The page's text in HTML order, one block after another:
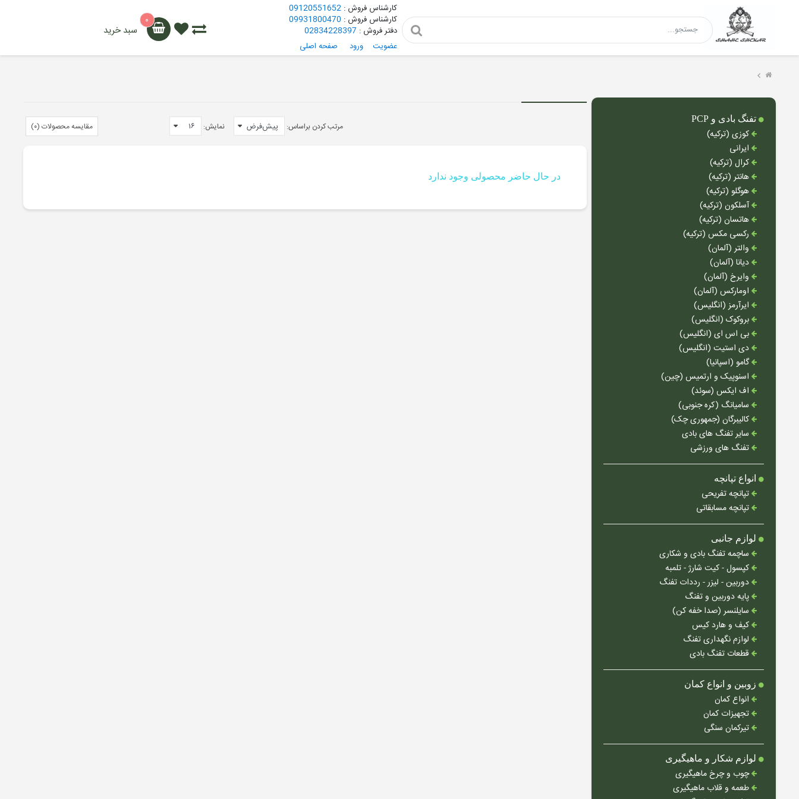
کارشناس فروش : 09120551652
کارشناس فروش : 09931800470
دفتر فروش : 02834228397
عضویت
ورود صفحه اصلی
۰
سبد خرید
تفنگ بادی و PCP
کوزی (ترکیه)
ایرانی
کرال (ترکیه)
هانتر (ترکیه)
هوگلو (ترکیه)
آسلکون (ترکیه)
هاتسان (ترکیه)
رکسی مکس (ترکیه)
والتر (آلمان)
دیانا (آلمان)
وایرخ (آلمان)
اومارکس (آلمان)
ایرآرمز (انگلیس)
بروکوک (انگلیس)
بی اس ای (انگلیس)
دی استیت (انگلیس)
گامو (اسپانیا)
اسنوپیک و ارتمیس (چین)
اف ایکس (سوئد)
سامیانگ (کره جنوبی)
کالیبرگان (جمهوری چک)
سایر تفنگ های بادی
تفنگ های ورزشی
انواع تپانچه
تپانچه تفریحی
تپانچه مسابقاتی
لوازم جانبی
ساچمه تفنگ بادی و شکاری
کپسول - کیت شارژ - تلمبه
دوربین - لیزر - رددات تفنگ
پایه دوربین و تفنگ
سایلنسر (صدا خفه کن)
کیف و هارد کیس
لوازم نگهداری تفنگ
قطعات تفنگ بادی
زوبین و انواع کمان
انواع کمان
تجهیزات کمان
تیرکمان سنگی
لوازم شکار و ماهیگیری
چوب و چرخ ماهیگیری
طعمه و قلاب ماهیگیری
مرتب کردن براساس: نمایش: مقایسه محصولات (۰)
در حال حاضر محصولی وجود ندارد